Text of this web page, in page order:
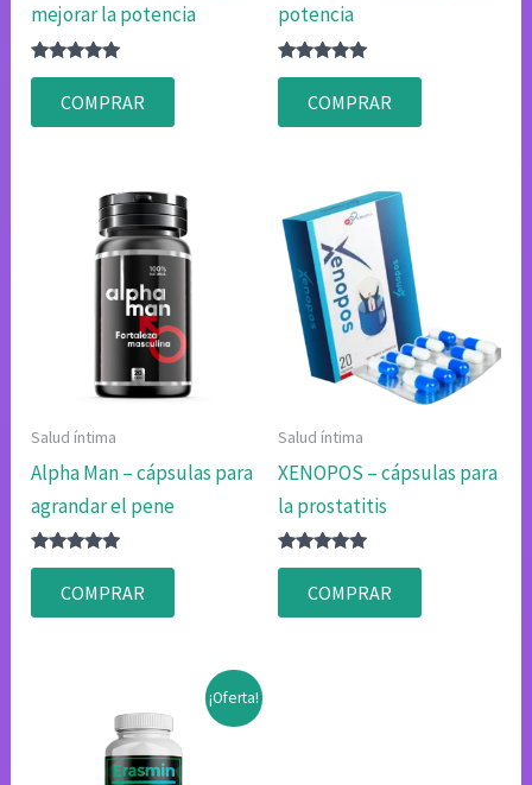
mejorar la potencia
Valorado
4.83
de 5
COMPRAR
potencia
Valorado
4.80
de 5
COMPRAR
Salud íntima
Alpha Man – cápsulas para
agrandar el pene
Valorado
4.80
de 5
COMPRAR
Salud íntima
XENOPOS – cápsulas para
la prostatitis
Valorado
4.83
de 5
COMPRAR
¡Oferta!